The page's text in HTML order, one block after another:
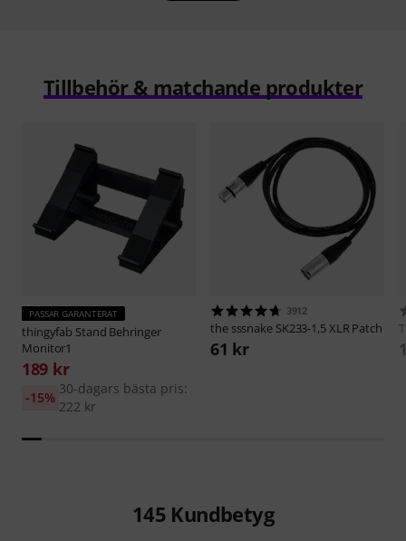
Tillbehör & matchande produkter
PASSAR GARANTERAT
thingyfab Stand Behringer
Monitor1
189 kr
30-dagars bästa pris:
222 kr
-15%
3912
the sssnake SK233-1,5 XLR Patch
61 kr
145 Kundbetyg